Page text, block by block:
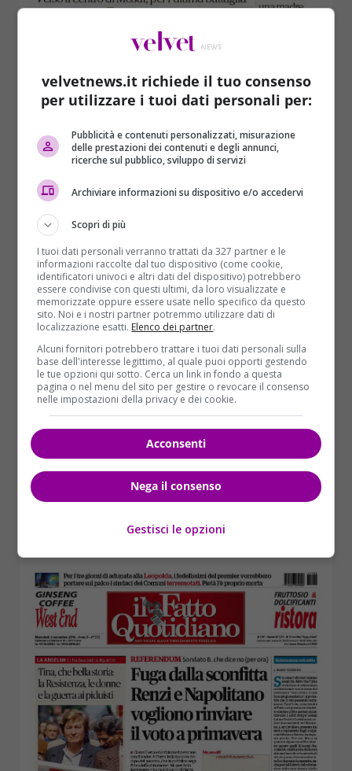
velvetnews.it richiede il tuo consenso
per utilizzare i tuoi dati personali per:
Pubblicità e contenuti personalizzati, misurazione
delle prestazioni dei contenuti e degli annunci,
ricerche sul pubblico, sviluppo di servizi
Archiviare informazioni su dispositivo e/o accedervi
Scopri di più
I tuoi dati personali verranno trattati da 327 partner e le
informazioni raccolte dal tuo dispositivo (come cookie,
identificatori univoci e altri dati del dispositivo) potrebbero
essere condivise con questi ultimi, da loro visualizzate e
memorizzate oppure essere usate nello specifico da questo
sito. Noi e i nostri partner potremmo utilizzare dati di
localizzazione esatti. Elenco dei partner.
Alcuni fornitori potrebbero trattare i tuoi dati personali sulla
base dell'interesse legittimo, al quale puoi opporti gestendo
le tue opzioni qui sotto. Cerca un link in fondo a questa
pagina o nel menu del sito per gestire o revocare il consenso
nelle impostazioni della privacy e dei cookie.
Acconsenti
Nega il consenso
Gestisci le opzioni